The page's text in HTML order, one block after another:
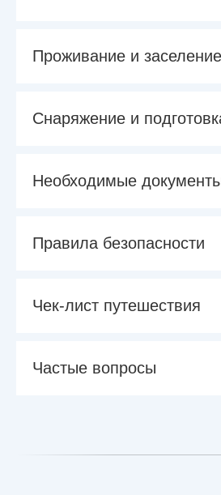
Проживание и заселение
Снаряжение и
Необходимые
Правила безопасности
Чек-лист путешествия
Частые вопросы